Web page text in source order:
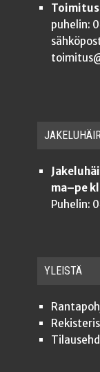
Toimitus
puhelin:
ma–pe
Puhelin:
YLEISTÄ